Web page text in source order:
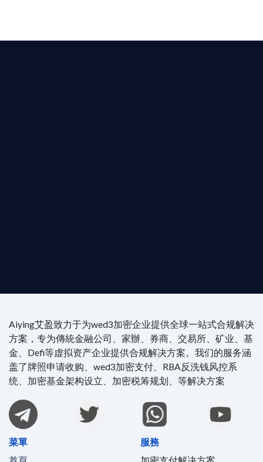
Aiying艾盈致力于为wed3加密企业提供全球一站式合规解决
方案，专为傳統金融公司、家辦、券商、交易所、矿业、基
金、Defi等虚拟资产企业提供合规解决方案。我们的服务涵
盖了牌照申请收购、wed3加密支付、RBA反洗钱风控系
统、加密基金架构设立、加密税筹规划、等解决方案
菜單
服務